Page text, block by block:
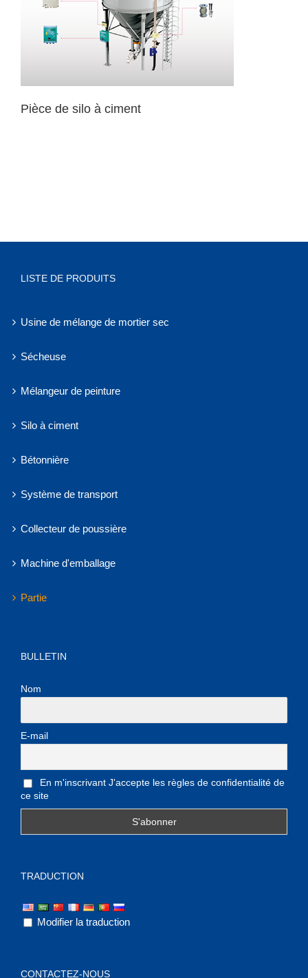
Pièce de silo à ciment
LISTE DE PRODUITS
Usine de mélange de mortier sec
Sécheuse
Mélangeur de peinture
Silo à ciment
Bétonnière
Système de transport
Collecteur de poussière
Machine d'emballage
Partie
BULLETIN
Nom
E-mail
En m'inscrivant J'accepte les règles de confidentialité de
ce site
TRADUCTION
Modifier la traduction
CONTACTEZ-NOUS